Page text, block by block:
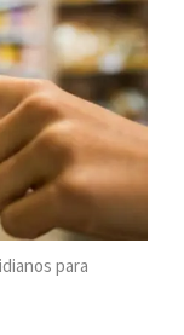
para